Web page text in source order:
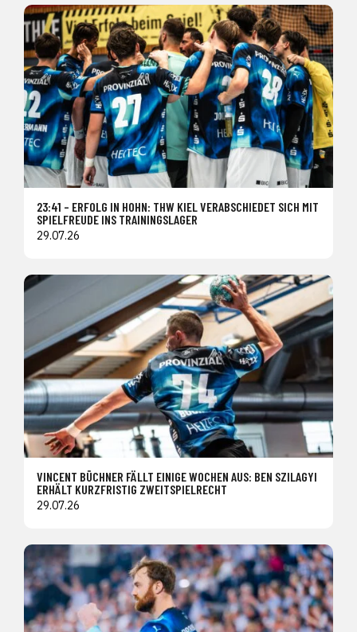
23:41 – ERFOLG IN HOHN: THW KIEL VERABSCHIEDET SICH MIT
SPIELFREUDE INS TRAININGSLAGER
29.07.26
VINCENT BÜCHNER FÄLLT EINIGE WOCHEN AUS: BEN SZILAGYI
ERHÄLT KURZFRISTIG ZWEITSPIELRECHT
29.07.26